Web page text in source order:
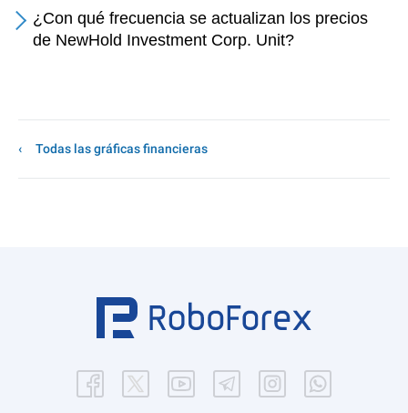
¿Con qué frecuencia se actualizan los precios
de NewHold Investment Corp. Unit?
Todas las gráficas financieras